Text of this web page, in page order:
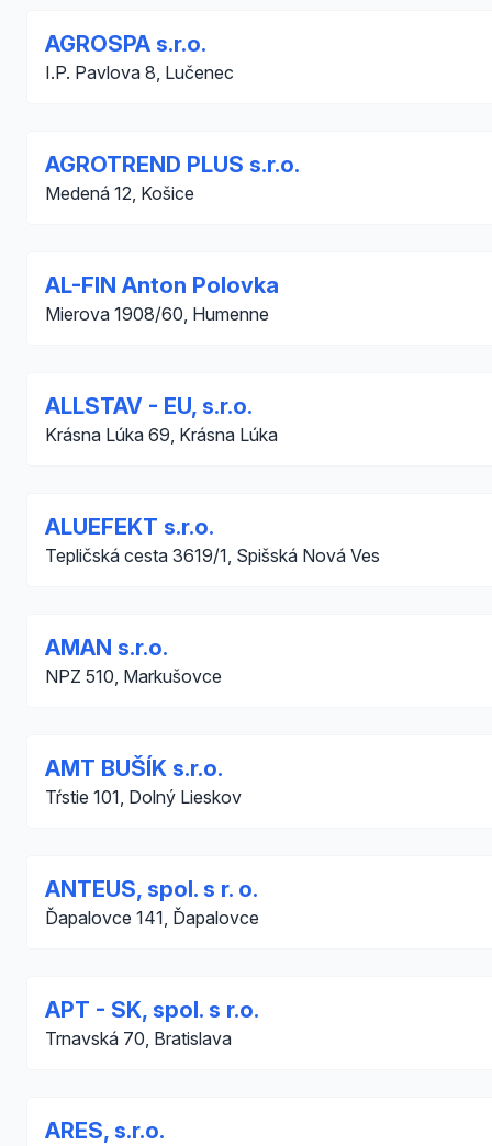
AGROSPA s.r.o.
I.P. Pavlova 8, Lučenec
AGROTREND PLUS s.r.o.
Medená 12, Košice
AL-FIN Anton Polovka
Mierova 1908/60, Humenne
ALLSTAV - EU, s.r.o.
Krásna Lúka 69, Krásna Lúka
ALUEFEKT s.r.o.
Tepličská cesta 3619/1, Spišská Nová Ves
AMAN s.r.o.
NPZ 510, Markušovce
AMT BUŠÍK s.r.o.
Tŕstie 101, Dolný Lieskov
ANTEUS, spol. s r. o.
Ďapalovce 141, Ďapalovce
APT - SK, spol. s r.o.
Trnavská 70, Bratislava
ARES, s.r.o.